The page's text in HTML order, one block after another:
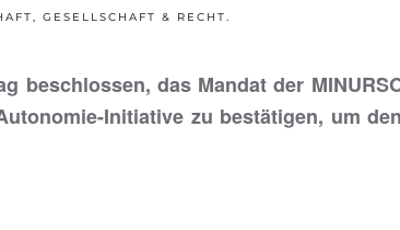
GESELLSCHAFT & RECHT.
beschlossen, das Mandat der
Initiative zu bestätigen, um